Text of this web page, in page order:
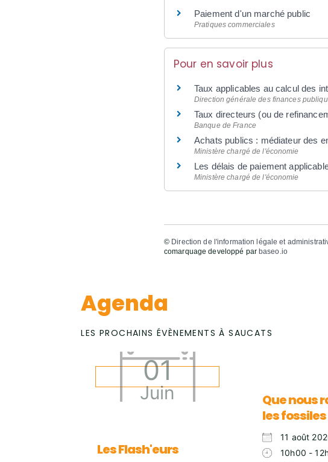
Paiement d'un marché public
Pratiques commerciales
Pour en savoir plus
Taux applicables au calcul des
Direction générale des finances
Taux directeurs (ou de
Banque de France
Achats publics : médiateur des
Ministère chargé de l'économie
Les délais de paiement
Ministère chargé de l'économie
© Direction de l'information légale et
comarquage developpé par baseo.io
Agenda
LES PROCHAINS ÉVÈNEMENTS À SAUCATS
01
Juin
Les Flash'eurs
Que nous
les fossiles
11 août
10h00 -